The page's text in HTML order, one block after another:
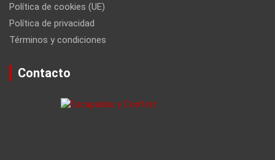
Política de cookies (UE)
Política de privacidad
Términos y condiciones
Contacto